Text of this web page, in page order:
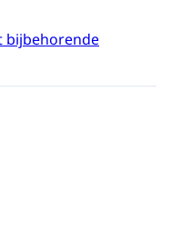
bijbehorende